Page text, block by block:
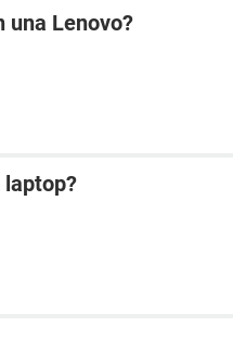
una Lenovo?
laptop?